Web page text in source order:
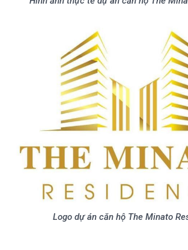
Logo dự án căn hộ The Minato